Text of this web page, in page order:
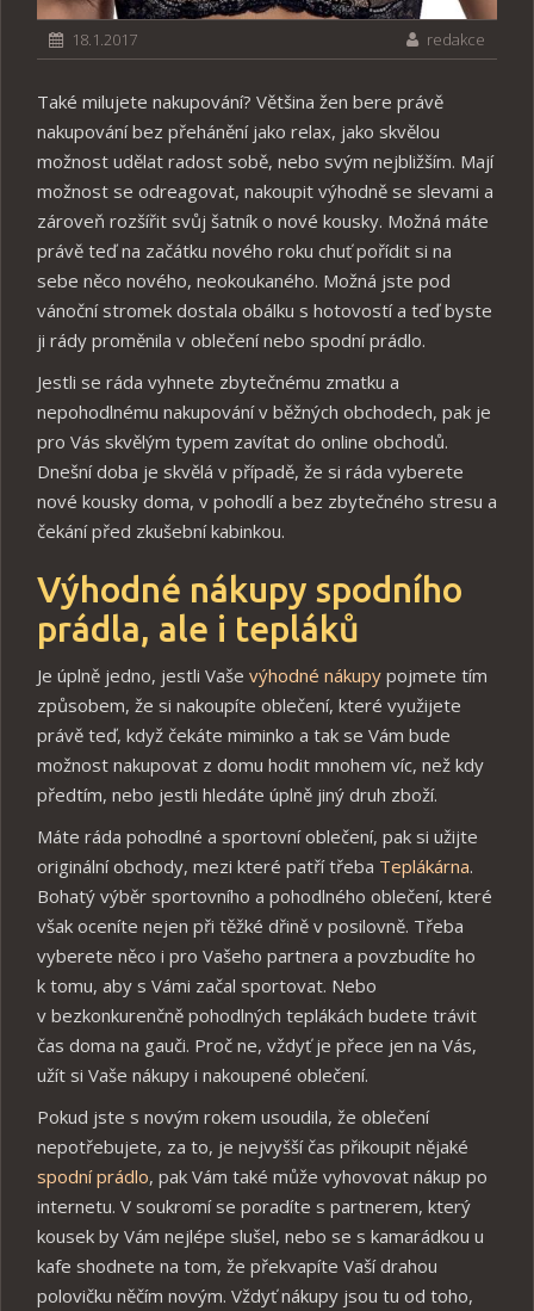
18.1.2017 redakce
Také milujete nakupování? Většina žen bere právě
nakupování bez přehánění jako relax, jako skvělou
možnost udělat radost sobě, nebo svým nejbližším. Mají
možnost se odreagovat, nakoupit výhodně se slevami a
zároveň rozšířit svůj šatník o nové kousky. Možná máte
právě teď na začátku nového roku chuť pořídit si na
sebe něco nového, neokoukaného. Možná jste pod
vánoční stromek dostala obálku s hotovostí a teď byste
ji rády proměnila v oblečení nebo spodní prádlo.
Jestli se ráda vyhnete zbytečnému zmatku a
nepohodlnému nakupování v běžných obchodech, pak je
pro Vás skvělým typem zavítat do online obchodů.
Dnešní doba je skvělá v případě, že si ráda vyberete
nové kousky doma, v pohodlí a bez zbytečného stresu a
čekání před zkušební kabinkou.
Výhodné nákupy spodního
prádla, ale i tepláků
Je úplně jedno, jestli Vaše výhodné nákupy pojmete tím
způsobem, že si nakoupíte oblečení, které využijete
právě teď, když čekáte miminko a tak se Vám bude
možnost nakupovat z domu hodit mnohem víc, než kdy
předtím, nebo jestli hledáte úplně jiný druh zboží.
Máte ráda pohodlné a sportovní oblečení, pak si užijte
originální obchody, mezi které patří třeba Teplákárna.
Bohatý výběr sportovního a pohodlného oblečení, které
však oceníte nejen při těžké dřině v posilovně. Třeba
vyberete něco i pro Vašeho partnera a povzbudíte ho
k tomu, aby s Vámi začal sportovat. Nebo
v bezkonkurenčně pohodlných teplákách budete trávit
čas doma na gauči. Proč ne, vždyť je přece jen na Vás,
užít si Vaše nákupy i nakoupené oblečení.
Pokud jste s novým rokem usoudila, že oblečení
nepotřebujete, za to, je nejvyšší čas přikoupit nějaké
spodní prádlo, pak Vám také může vyhovovat nákup po
internetu. V soukromí se poradíte s partnerem, který
kousek by Vám nejlépe slušel, nebo se s kamarádkou u
kafe shodnete na tom, že překvapíte Vaší drahou
polovičku něčím novým. Vždyť nákupy jsou tu od toho,